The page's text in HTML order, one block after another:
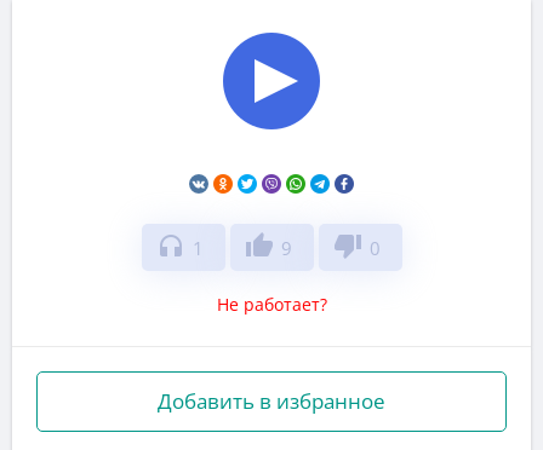
headphones 1 thumb_up 9 thumb_down 0
Не работает?
Добавить в избранное